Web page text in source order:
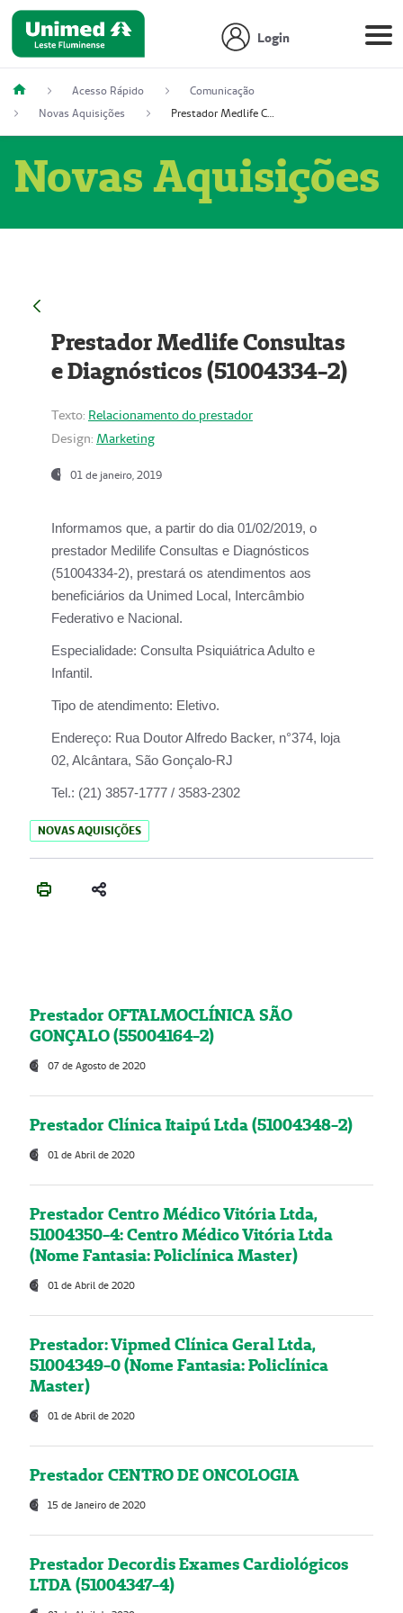
Login
Acesso Rápido
Comunicação
Novas Aquisições
Prestador Medlife Consultas e Diagnósticos (51004334-2)
Novas Aquisições
Prestador Medlife Consultas
e Diagnósticos (51004334-2)
Texto: Relacionamento do prestador
Design: Marketing
01 de janeiro, 2019
Informamos que, a partir do dia 01/02/2019, o
prestador Medilife Consultas e Diagnósticos
(51004334-2), prestará os atendimentos aos
beneficiários da Unimed Local, Intercâmbio
Federativo e Nacional.
Especialidade: Consulta Psiquiátrica Adulto e
Infantil.
Tipo de atendimento: Eletivo.
Endereço: Rua Doutor Alfredo Backer, n°374, loja
02, Alcântara, São Gonçalo-RJ
Tel.: (21) 3857-1777 / 3583-2302
NOVAS AQUISIÇÕES
Prestador OFTALMOCLÍNICA SÃO
GONÇALO (55004164-2)
07 de Agosto de 2020
Prestador Clínica Itaipú Ltda (51004348-2)
01 de Abril de 2020
Prestador Centro Médico Vitória Ltda,
51004350-4: Centro Médico Vitória Ltda
(Nome Fantasia: Policlínica Master)
01 de Abril de 2020
Prestador: Vipmed Clínica Geral Ltda,
51004349-0 (Nome Fantasia: Policlínica
Master)
01 de Abril de 2020
Prestador CENTRO DE ONCOLOGIA
15 de Janeiro de 2020
Prestador Decordis Exames Cardiológicos
LTDA (51004347-4)